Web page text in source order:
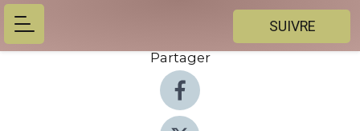
SUIVRE
Partager